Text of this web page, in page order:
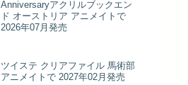
Anniversaryアクリルブックエン
ド オーストリア アニメイトで
2026年07月発売
ツイステ クリアファイル 馬術部
アニメイトで 2027年02月発売